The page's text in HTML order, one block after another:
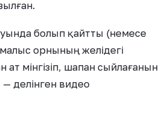
болып қайтты (немесе
орнының желідегі
ат мінгізіп, шапан сыйлағанын
делінген видео